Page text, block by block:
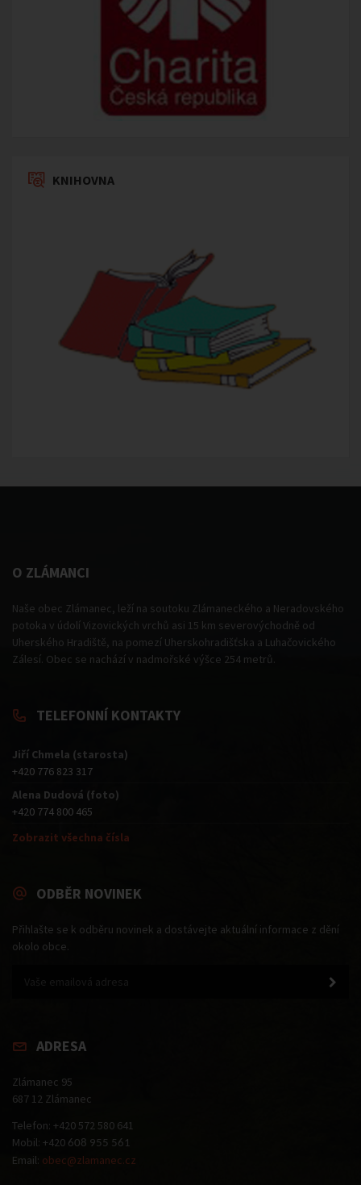
KNIHOVNA
O ZLÁMANCI
Naše obec Zlámanec, leží na soutoku Zlámaneckého a Neradovského
potoka v údolí Vizovických vrchů asi 15 km severovýchodně od
Uherského Hradiště, na pomezí Uherskohradišťska a Luhačovického
Zálesí. Obec se nachází v nadmořské výšce 254 metrů.
TELEFONNÍ KONTAKTY
Jiří Chmela (starosta)
+420 776 823 317
Alena Dudová (foto)
+420 774 800 465
Zobrazit všechna čísla
ODBĚR NOVINEK
Přihlašte se k odběru novinek a dostávejte aktuální informace z dění
okolo obce.
ADRESA
Zlámanec 95
687 12 Zlámanec
Telefon: +420 572 580 641
Mobil: +420 608 955 561
Email: obec@zlamanec.cz